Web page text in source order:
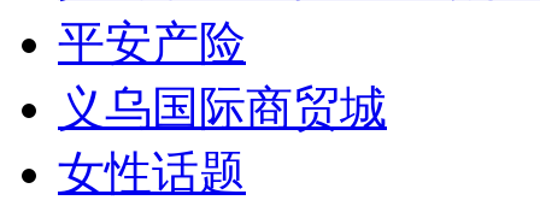
平安产险
义乌国际商贸城
女性话题